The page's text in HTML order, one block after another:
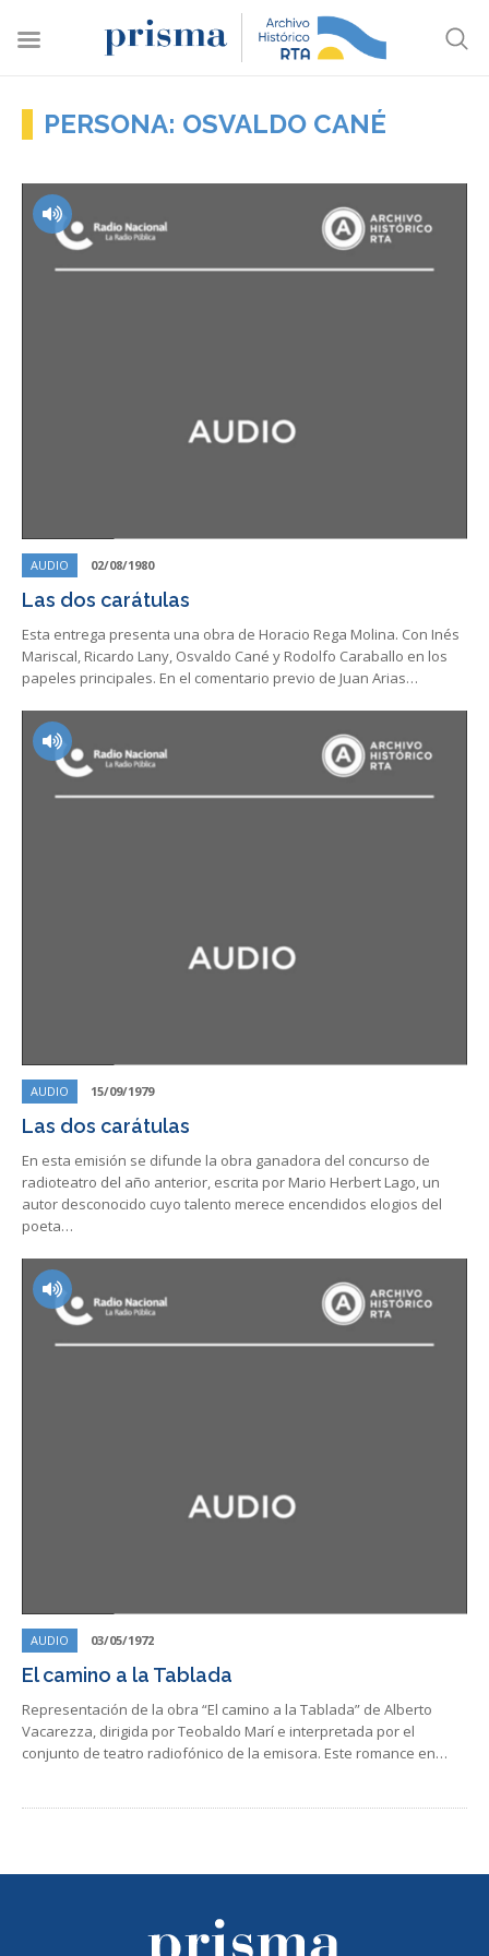
PERSONA: OSVALDO CANÉ
AUDIO 02/08/1980
Las dos carátulas
Esta entrega presenta una obra de Horacio Rega Molina. Con Inés
Mariscal, Ricardo Lany, Osvaldo Cané y Rodolfo Caraballo en los
papeles principales. En el comentario previo de Juan Arias…
AUDIO 15/09/1979
Las dos carátulas
En esta emisión se difunde la obra ganadora del concurso de
radioteatro del año anterior, escrita por Mario Herbert Lago, un
autor desconocido cuyo talento merece encendidos elogios del
poeta…
AUDIO 03/05/1972
El camino a la Tablada
Representación de la obra “El camino a la Tablada” de Alberto
Vacarezza, dirigida por Teobaldo Marí e interpretada por el
conjunto de teatro radiofónico de la emisora. Este romance en…